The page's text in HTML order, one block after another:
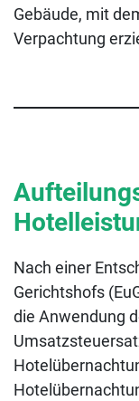
Gebäude, mit
Verpachtung
Nach einer
Gerichtshofs
die Anwendung